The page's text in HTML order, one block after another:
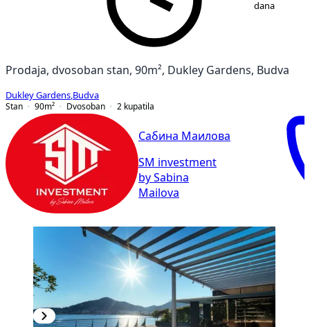
dana
Prodaja, dvosoban stan, 90m², Dukley Gardens, Budva
Dukley Gardens Budva
Stan
90m² Dvosoban 2 kupatila
Сабина Маилова
SM investment
by Sabina
Mailova